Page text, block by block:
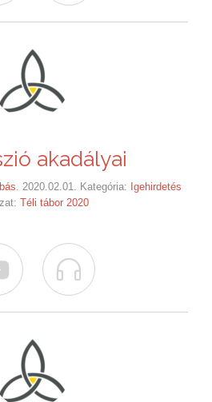
akadályai
. 2020.02.01. Kategória: Igehirdetés
Téli tábor 2020
